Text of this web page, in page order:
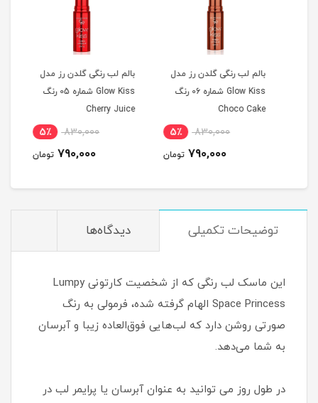
بالم لب رنگی گلدن رز مدل
Glow Kiss شماره 06 رنگ
Choco Cake
830,000 5٪
790,000 تومان
بالم لب رنگی گلدن رز مدل
Glow Kiss شماره 05 رنگ
Cherry Juice
830,000 5٪
790,000 تومان
توضیحات تکمیلی دیدگاه‌ها
این ماسک لب رنگی که از شخصیت کارتونی Lumpy
Space Princess الهام گرفته شده، فرمولی به رنگ
صورتی روشن دارد که لب‌هایی فوق‌العاده زیبا و آبرسان
به شما می‌دهد.
در طول روز می توانید به عنوان آبرسان یا پرایمر لب در